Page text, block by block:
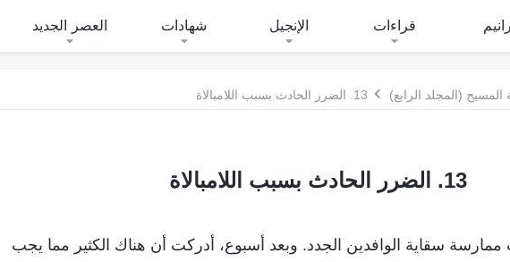
قراءات الإنجيل شهادات العصر الجديد
(المجلد الرابع) 13. الضرر الحادث بسبب اللامبالاة
13. الضرر الحادث بسبب اللامبالاة
2021، بدأت ممارسة سقاية الوافدين الجدد. وبعد أسبوع، أدركت أن هناك الكثير مما يجب